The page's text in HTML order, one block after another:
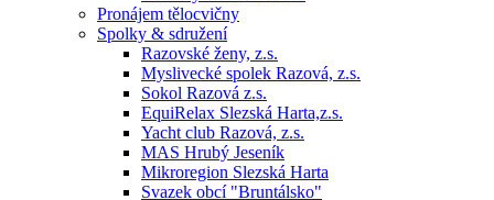
Pronájem tělocvičny
Spolky & sdružení
Razovské ženy, z.s.
Myslivecké spolek Razová, z.s.
Sokol Razová z.s.
EquiRelax Slezská Harta,z.s.
Yacht club Razová, z.s.
MAS Hrubý Jeseník
Mikroregion Slezská Harta
Svazek obcí "Bruntálsko"